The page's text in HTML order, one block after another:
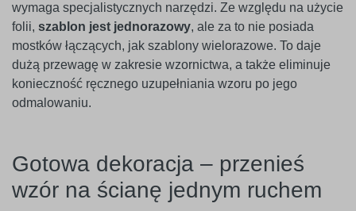
wymaga specjalistycznych narzędzi. Ze względu na użycie
folii, szablon jest jednorazowy, ale za to nie posiada
mostków łączących, jak szablony wielorazowe. To daje
dużą przewagę w zakresie wzornictwa, a także eliminuje
konieczność ręcznego uzupełniania wzoru po jego
odmalowaniu.
Gotowa dekoracja – przenieś
wzór na ścianę jednym ruchem